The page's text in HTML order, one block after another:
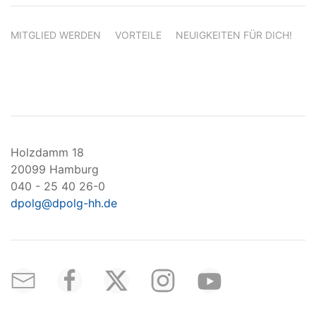
MITGLIED WERDEN VORTEILE NEUIGKEITEN FÜR DICH!
Holzdamm 18
20099 Hamburg
040 - 25 40 26-0
dpolg@dpolg-hh.de